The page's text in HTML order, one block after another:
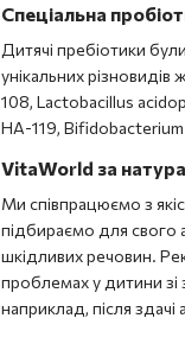
Спеціальна
Дитячі пребіотики
унікальних
108, Lactobacillus
HA-119,
VitaWorld за
Ми співпрацюємо з
підбираємо для свого
шкідливих речовин.
проблемах у дитини зі
наприклад, після здачі